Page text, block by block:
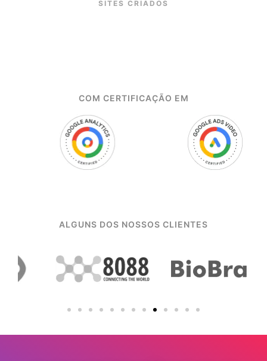
SITES CRIADOS
COM CERTIFICAÇÃO EM
ALGUNS DOS NOSSOS CLIENTES